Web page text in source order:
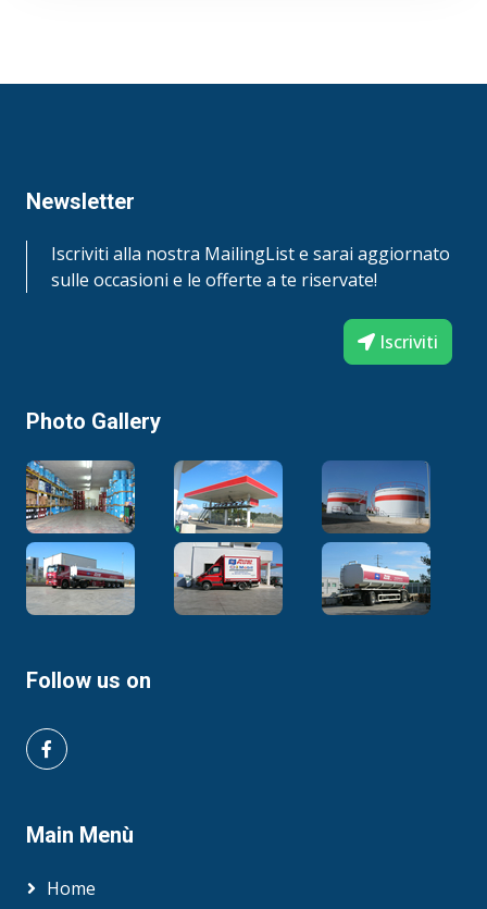
Newsletter
Iscriviti alla nostra MailingList e sarai aggiornato
sulle occasioni e le offerte a te riservate!
Iscriviti
Photo Gallery
Follow us on
Main Menù
Home